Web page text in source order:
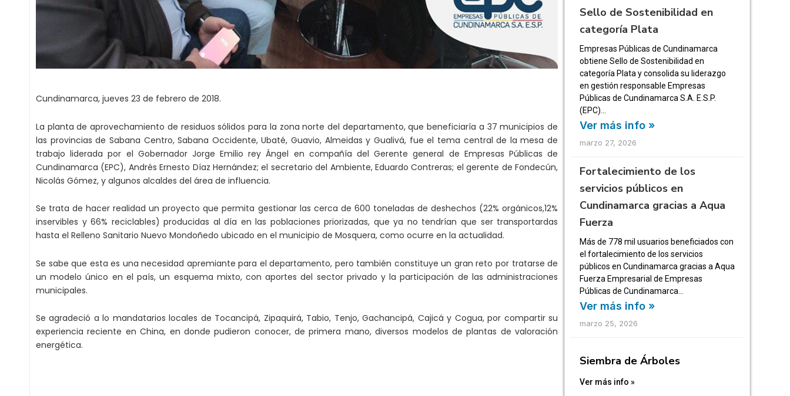
Cundinamarca, jueves 23 de febrero de 2018.
La planta de aprovechamiento de residuos sólidos para la zona norte del departamento, que beneficiaría a 37 municipios de
las provincias de Sabana Centro, Sabana Occidente, Ubaté, Guavio, Almeidas y Gualivá, fue el tema central de la mesa de
trabajo liderada por el Gobernador Jorge Emilio rey Ángel en compañía del Gerente general de Empresas Públicas de
Cundinamarca (EPC), Andrés Ernesto Díaz Hernández; el secretario del Ambiente, Eduardo Contreras; el gerente de Fondecún,
Nicolás Gómez, y algunos alcaldes del área de influencia.
Se trata de hacer realidad un proyecto que permita gestionar las cerca de 600 toneladas de deshechos (22% orgánicos,12%
inservibles y 66% reciclables) producidas al día en las poblaciones priorizadas, que ya no tendrían que ser transportardas
hasta el Relleno Sanitario Nuevo Mondoñedo ubicado en el municipio de Mosquera, como ocurre en la actualidad.
Se sabe que esta es una necesidad apremiante para el departamento, pero también constituye un gran reto por tratarse de
un modelo único en el país, un esquema mixto, con aportes del sector privado y la participación de las administraciones
municipales.
Se agradeció a lo mandatarios locales de Tocancipá, Zipaquirá, Tabio, Tenjo, Gachancipá, Cajicá y Cogua, por compartir su
experiencia reciente en China, en donde pudieron conocer, de primera mano, diversos modelos de plantas de valoración
energética.
Sello de Sostenibilidad en
categoría Plata
Empresas Públicas de Cundinamarca
obtiene Sello de Sostenibilidad en
categoría Plata y consolida su liderazgo
en gestión responsable Empresas
Públicas de Cundinamarca S.A. E.S.P.
(EPC)…
Ver más info »
marzo 27, 2026
Fortalecimiento de los
servicios públicos en
Cundinamarca gracias a Aqua
Fuerza
Más de 778 mil usuarios beneficiados con
el fortalecimiento de los servicios
públicos en Cundinamarca gracias a Aqua
Fuerza Empresarial de Empresas
Públicas de Cundinamarca…
Ver más info »
marzo 25, 2026
Siembra de Árboles
Ver más info »